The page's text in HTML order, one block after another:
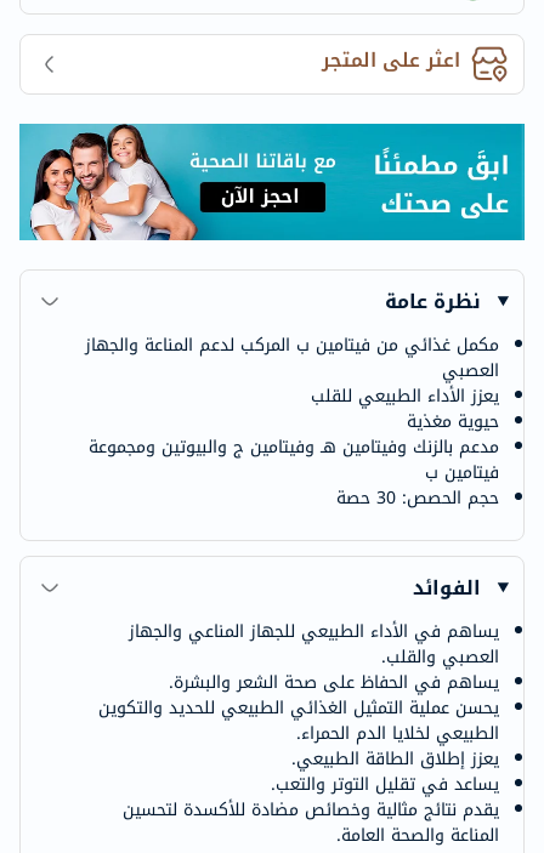
اعثر على المتجر
نظرة عامة
مكمل غذائي من فيتامين ب المركب لدعم المناعة والجهاز
العصبي
يعزز الأداء الطبيعي للقلب
حيوية مغذية
مدعم بالزنك وفيتامين هـ وفيتامين ج والبيوتين ومجموعة
فيتامين ب
حجم الحصص: 30 حصة
الفوائد
يساهم في الأداء الطبيعي للجهاز المناعي والجهاز
العصبي والقلب.
يساهم في الحفاظ على صحة الشعر والبشرة.
يحسن عملية التمثيل الغذائي الطبيعي للحديد والتكوين
الطبيعي لخلايا الدم الحمراء.
يعزز إطلاق الطاقة الطبيعي.
يساعد في تقليل التوتر والتعب.
يقدم نتائج مثالية وخصائص مضادة للأكسدة لتحسين
المناعة والصحة العامة.